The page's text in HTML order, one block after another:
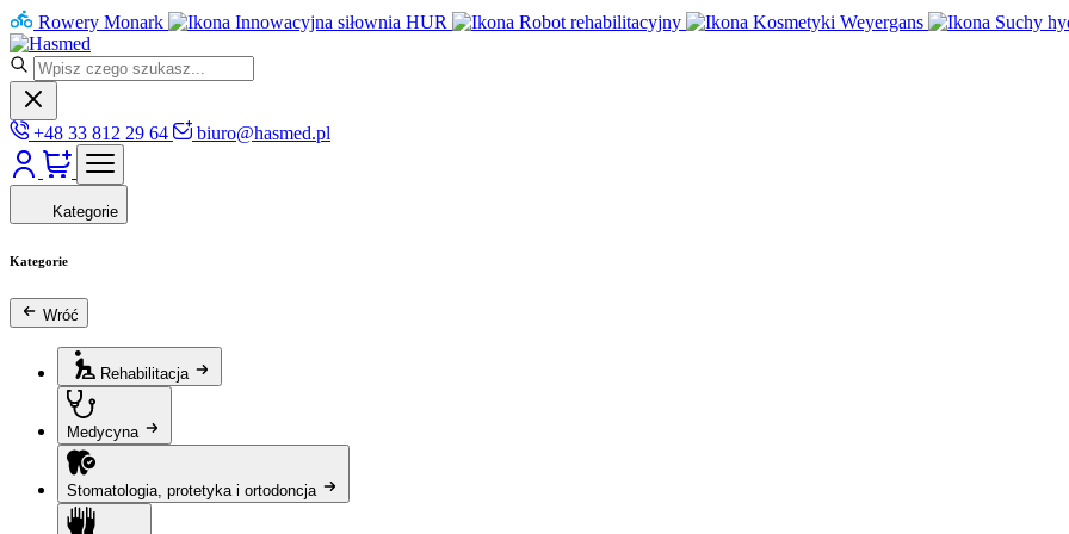
Rowery Monark Innowacyjna siłownia HUR Robot rehabilitacyjny Kosmetyki Weyergans Suchy
+48 33 812 29 64 biuro@hasmed.pl
Kategorie
Kategorie
Wróć
Rehabilitacja
Medycyna
Stomatologia, protetyka i ortodoncja